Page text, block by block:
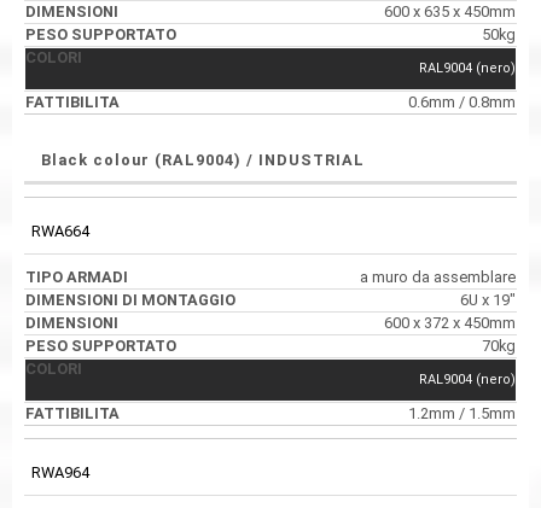
600 x 635 x 450mm
50kg
RAL9004 (nero)
0.6mm / 0.8mm
Black colour (RAL9004) / INDUSTRIAL
RWA664
a muro da assemblare
6U x 19"
600 x 372 x 450mm
70kg
RAL9004 (nero)
1.2mm / 1.5mm
RWA964